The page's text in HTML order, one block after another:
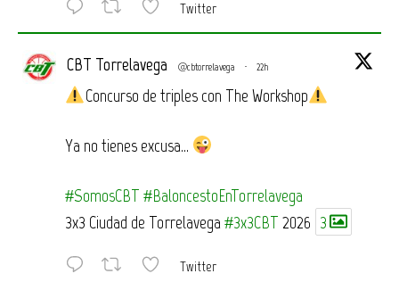
Twitter
CBT Torrelavega @cbtorrelavega · 22h
Concurso de triples con The Workshop
Ya no tienes excusa…
#SomosCBT #BaloncestoEnTorrelavega
3x3 Ciudad de Torrelavega#3x3CBT 2026 3
Twitter